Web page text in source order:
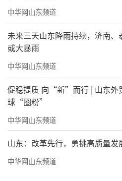
中华网山东频道
未来三天山东降雨持续，济南
或大暴雨
中华网山东频道
促稳提质 向“新”而行 | 山东
球“圈粉”
中华网山东频道
山东：改革先行，勇挑高质量发
中华网山东频道